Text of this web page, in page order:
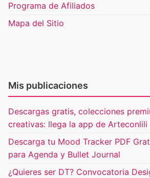
Programa de Afiliados
Mapa del Sitio
Mis publicaciones
Descargas gratis, colecciones
creativas: llega la app de Arteconlili
Descarga tu Mood Tracker PDF
para Agenda y Bullet Journal
¿Quieres ser DT? Convocatoria